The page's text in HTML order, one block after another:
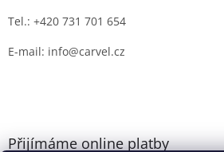
Tel.: +420 731 701 654
E-mail: info@carvel.cz
Přijímáme online platby